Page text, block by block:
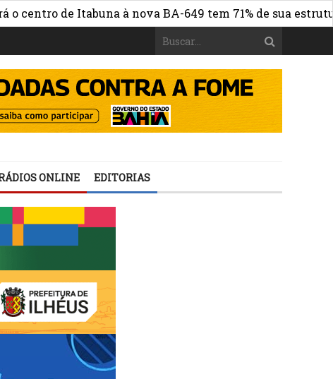
de Itabuna à nova BA-649 tem 71% de sua estrutura de
ONLINE EDITORIAS